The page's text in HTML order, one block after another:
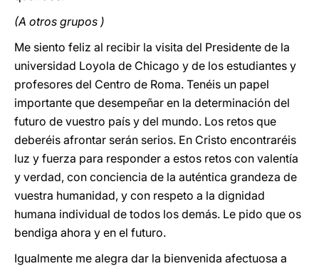
(A otros grupos )
Me siento feliz al recibir la visita del Presidente de la
universidad Loyola de Chicago y de los estudiantes y
profesores del Centro de Roma. Tenéis un papel
importante que desempeñar en la determinación del
futuro de vuestro país y del mundo. Los retos que
deberéis afrontar serán serios. En Cristo encontraréis
luz y fuerza para responder a estos retos con valentía
y verdad, con conciencia de la auténtica grandeza de
vuestra humanidad, y con respeto a la dignidad
humana individual de todos los demás. Le pido que os
bendiga ahora y en el futuro.
Igualmente me alegra dar la bienvenida afectuosa a